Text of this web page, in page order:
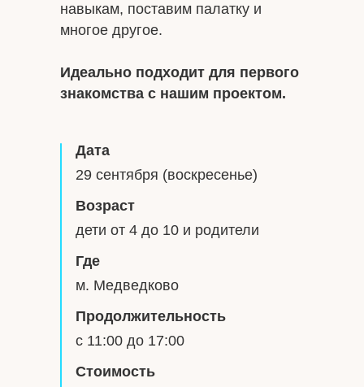
навыкам, поставим палатку и
многое другое.
Идеально подходит для первого
знакомства с нашим проектом.
Стоимость
Продолжительность
Где
с 11:00 до 17:00
Возраст
м. Медведково
Дата
дети от 4 до 10 и родители
29 сентября (воскресенье)